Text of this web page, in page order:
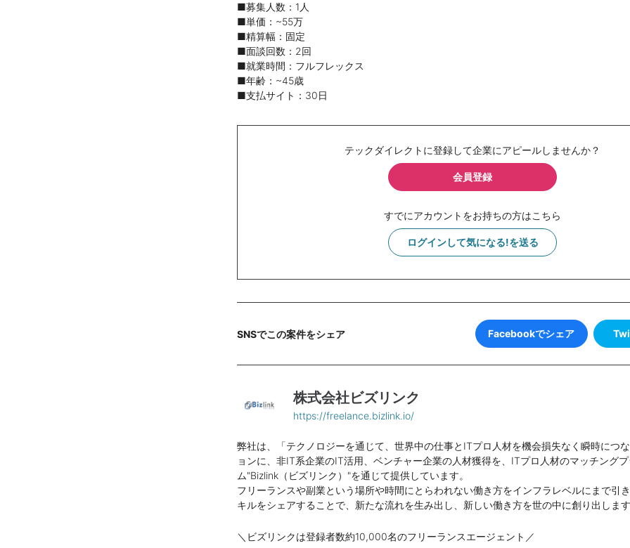
■募集人数：1人
■単価：~55万
■精算幅：固定
■面談回数：2回
■就業時間：フルフレックス
■年齢：~45歳
■支払サイト：30日
テックダイレクトに登録して企業にアピールしませんか？
会員登録
すでにアカウントをお持ちの方はこちら
ログインして気になる!を送る
SNSでこの案件をシェア Facebookでシェア
株式会社ビズリンク
https://freelance.bizlink.io/
弊社は、「テクノロジーを通じて、世界中の仕事とITプロ人材を機会損失なく瞬時につ
ョンに、非IT系企業のIT活用、ベンチャー企業の人材獲得を、ITプロ人材のマッチング
ム"Bizlink（ビズリンク）"を通じて提供しています。
フリーランスや副業という場所や時間にとらわれない働き方をインフラレベルにまで引
キルをシェアすることで、新たな流れを生み出し、新しい働き方を世の中に創り出します
＼ビズリンクは登録者数約10,000名のフリーランスエージェント／